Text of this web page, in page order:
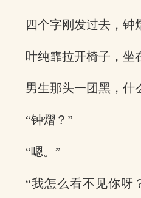
四个字刚发过去，钟
叶纯霏拉开椅子，坐
男生那头一团黑，什
“钟熠？”
“嗯。”
“我怎么看不见你呀